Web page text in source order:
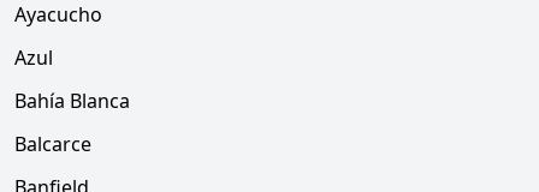
Ayacucho
Azul
Bahía Blanca
Balcarce